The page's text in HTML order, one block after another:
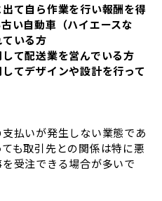
て自ら作業を行い報酬を得
い自動車（ハイエースな
いる方
て配送業を営んでいる方
てデザインや設計を行って
払いが発生しない業態であ
も取引先との関係は特に悪
受注できる場合が多いで